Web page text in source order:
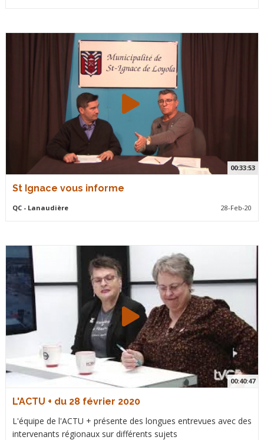
00:33:53
St Ignace vous informe
QC- Lanaudière 28-Feb-20
00:40:47
L'ACTU + du 28 février 2020
L'équipe de l'ACTU + présente des longues entrevues avec des
intervenants régionaux sur différents sujets